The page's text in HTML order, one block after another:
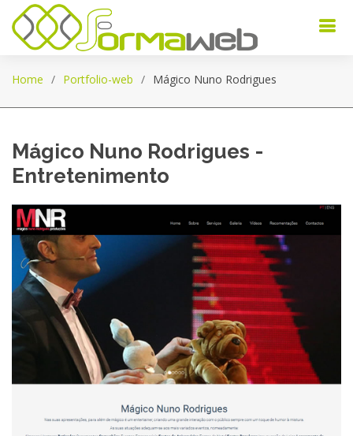
Home Portfolio-web Mágico Nuno Rodrigues
Mágico Nuno Rodrigues -
Entretenimento